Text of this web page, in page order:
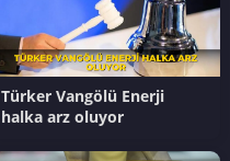
Türker Vangölü Enerji
halka arz oluyor